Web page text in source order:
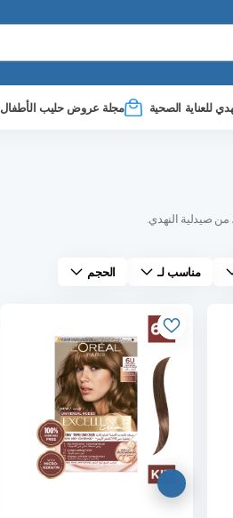
للعناية الصحية مجلة عروض حليب الأطفال
صيدلية النهدي.
مناسب لـ الحجم